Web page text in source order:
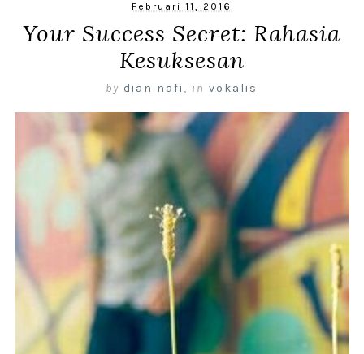
Februari 11, 2016
Your Success Secret: Rahasia
Kesuksesan
by dian nafi , in vokalis